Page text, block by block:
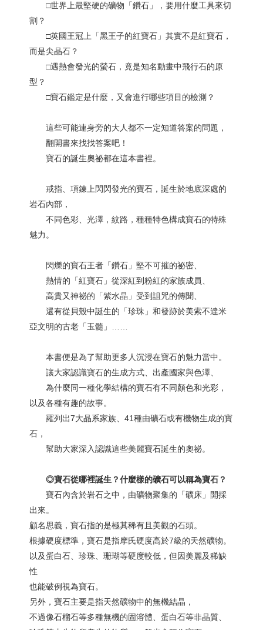
□世界上最堅硬的礦物「鑽石」，要用什麼工具來切
割？
□英國王冠上「黑王子的紅寶石」其實不是紅寶石，
而是尖晶石？
□遇熱會發光的螢石，竟是知名動畫中飛行石的原
型？
□寶石鑑定是什麼，又會進行哪些項目的檢測？
這些可能連身旁的大人都不一定知道答案的問題，
翻開書來找找答案吧！
寶石的誕生奧祕都在這本書裡。
戒指、項鍊上閃閃發光的寶石，誕生於地底深處的
岩石內部，
不同色彩、光澤，紋路，種種特色構成寶石的特殊
魅力。
閃爍的寶石王者「鑽石」堅不可摧的祕密、
熱情的「紅寶石」從深紅到粉紅的家族成員、
高貴又神祕的「紫水晶」受到詛咒的傳聞、
還有從貝殼中誕生的「珍珠」和發跡於美索不達米
亞文明的古老「玉髓」……
本書便是為了幫助更多人沉浸在寶石的魅力當中。
讓大家認識寶石的生成方式、出產國家與色澤、
為什麼同一種化學結構的寶石有不同顏色和光彩，
以及各種有趣的故事。
羅列出7大晶系家族、41種由礦石或有機物生成的寶
石，
幫助大家深入認識這些美麗寶石誕生的奧祕。
◎寶石從哪裡誕生？什麼樣的礦石可以稱為寶石？
寶石內含於岩石之中，由礦物聚集的「礦床」開採
出來。
顧名思義，寶石指的是極其稀有且美觀的石頭。
根據硬度標準，寶石是指摩氏硬度高於7級的天然礦物。
以及蛋白石、珍珠、珊瑚等硬度較低，但因美麗及稀缺
性
也能破例視為寶石。
另外，寶石主要是指天然礦物中的無機結晶，
不過像石榴石等多種無機的固溶體、蛋白石等非晶質、